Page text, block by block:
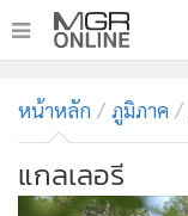
ทันเหตุการณ์
• ภาคใต้
• ภูมิภาค
หน้าหลัก ภูมิภาค
แกลเลอรี